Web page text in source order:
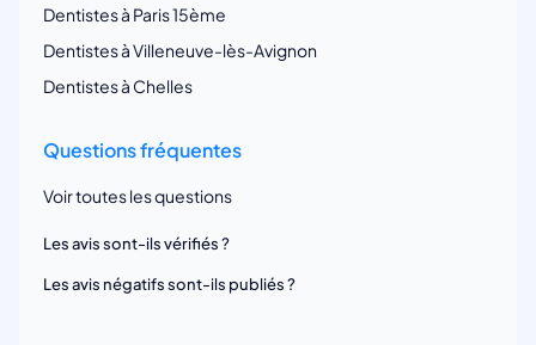
Dentistes à Paris 15ème
Dentistes à Villeneuve-lès-Avignon
Dentistes à Chelles
Questions fréquentes
Voir toutes les questions
Les avis sont-ils vérifiés ?
Les avis négatifs sont-ils publiés ?